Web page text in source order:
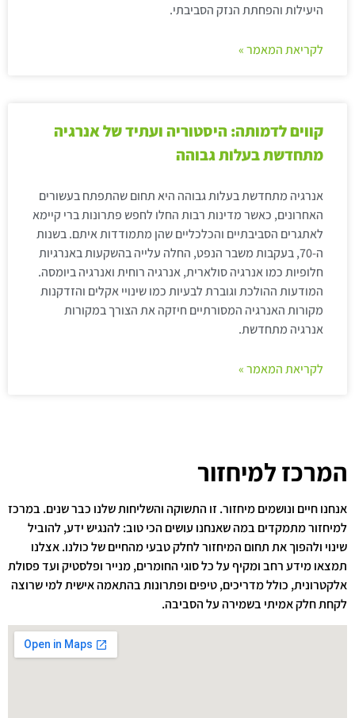
היעילות והפחתת הנזק הסביבתי.
לקריאת המאמר »
קווים לדמותה: היסטוריה ועתיד של אנרגיה
מתחדשת בעלות גבוהה
אנרגיה מתחדשת בעלות גבוהה היא תחום שהתפתח בעשורים
האחרונים, כאשר מדינות רבות החלו לחפש פתרונות ברי קיימא
לאתגרים הסביבתיים והכלכליים שהן מתמודדות איתם. בשנות
ה-70, בעקבות משבר הנפט, החלה עלייה בהשקעות באנרגיות
חלופיות כמו אנרגיה סולארית, אנרגיה רוחית ואנרגיה ביומסה.
המודעות ההולכת וגוברת לבעיות כמו שינויי אקלים והזדקנות
מקורות האנרגיה המסורתיים חיזקה את הצורך במקורות
אנרגיה מתחדשת.
לקריאת המאמר »
המרכז למיחזור
אנחנו חיים ונושמים מיחזור. זו התשוקה והשליחות שלנו כבר שנים. במרכז
למיחזור מתמקדים במה שאנחנו עושים הכי טוב: להנגיש ידע, להוביל
שינוי ולהפוך את תחום המיחזור לחלק טבעי מהחיים של כולנו. אצלנו
תמצאו מידע רחב ומקיף על כל סוגי החומרים, מנייר ופלסטיק ועד פסולת
אלקטרונית, כולל מדריכים, טיפים ופתרונות בהתאמה אישית למי שרוצה
לקחת חלק אמיתי בשמירה על הסביבה.